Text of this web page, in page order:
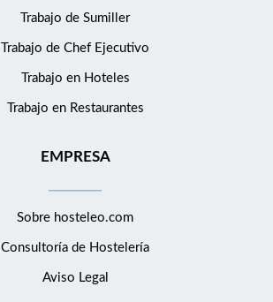
Trabajo de Sumiller
Trabajo de Chef Ejecutivo
Trabajo en Hoteles
Trabajo en Restaurantes
EMPRESA
Sobre hosteleo.com
Consultoría de Hostelería
Aviso Legal